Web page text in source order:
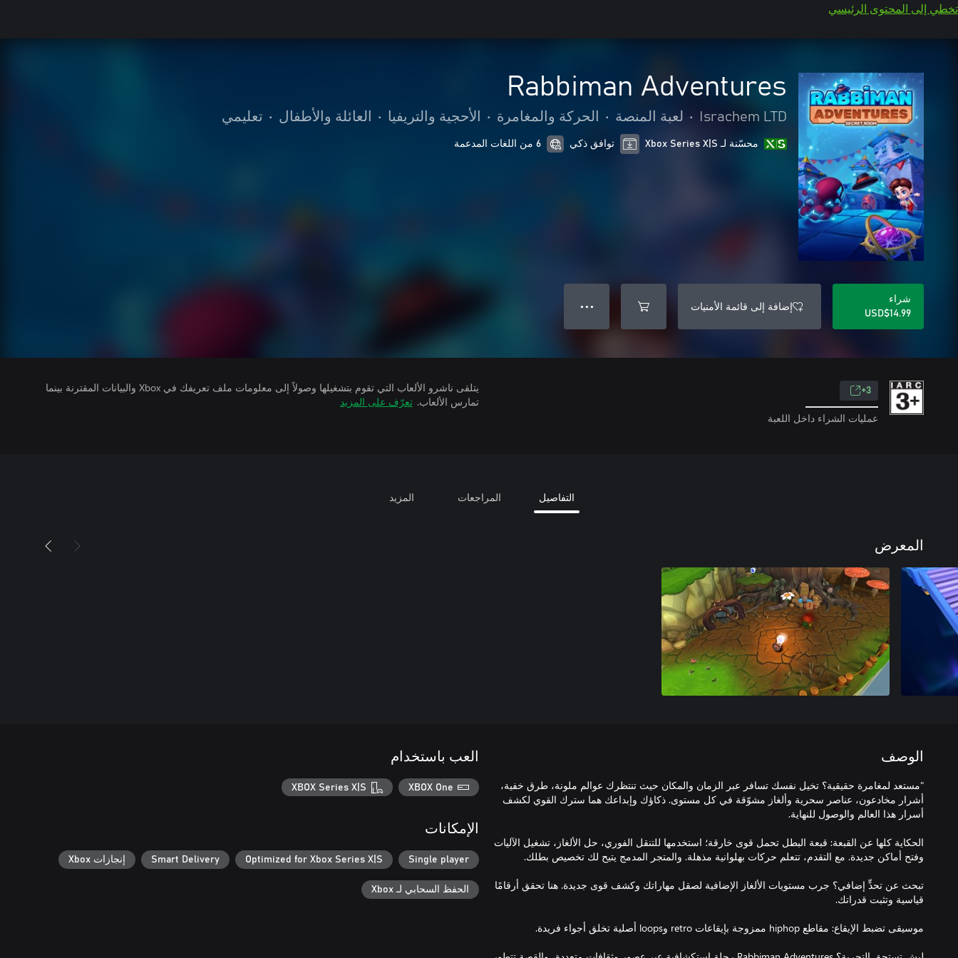
تخطي إلى المحتوى الرئيسي
Rabbiman Adventures
Israchem LTD
• لعبة المنصة • الحركة والمغامرة • الأحجية والتريفيا • العائلة والأطفال • تعليمي
محسّنة لـ Xbox Series X|S توافق ذكي 6 من اللغات المدعمة
شراء
USD$14.99
إضافة إلى قائمة الأمنيات ● ● ●
3+
عمليات الشراء داخل اللعبة
يتلقى ناشرو الألعاب التي تقوم بتشغيلها وصولاً إلى معلومات ملف تعريفك في Xbox والبيانات المقترنة بينما
تمارس الألعاب. تعرّف على المزيد
التفاصيل المراجعات المزيد
المعرض
الوصف
"مستعد لمغامرة حقيقية؟ تخيل نفسك تسافر عبر الزمان والمكان حيث تنتظرك عوالم ملونة، طرق خفية،
أشرار مخادعون، عناصر سحرية وألغاز مشوّقة في كل مستوى. ذكاؤك وإبداعك هما سترك القوي لكشف
الحكاية كلها عن القبعة: قبعة البطل تحمل قوى خارقة؛ استخدمها للتنقل الفوري، حل الألغاز، تشغيل الآليات
تبحث عن تحدٍّ إضافي؟ جرب مستويات الألغاز الإضافية لصقل مهاراتك وكشف قوى جديدة. هنا تحقق أرقامًا
العب باستخدام
XBOX One
XBOX Series X|S
الإمكانات
Single player
Optimized for Xbox Series X|S
Smart Delivery إنجازات Xbox
الحفظ السحابي لـ Xbox